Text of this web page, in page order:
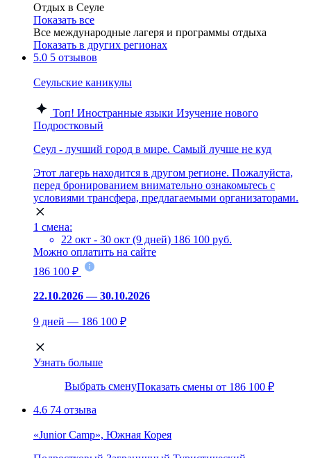
Отдых в Сеуле
Показать все
Все международные лагеря и программы отдыха
Показать в других регионах
5.0 5 отзывов
Сеульские каникулы
Топ! Иностранные языки Изучение нового
Подростковый
Сеул - лучший город в мире. Самый лучше не куд
Этот лагерь находится в другом регионе. Пожалуйста,
перед бронированием внимательно ознакомьтесь с
условиями трансфера, предлагаемыми организаторами.
1 смена:
22 окт - 30 окт (9 дней) 186 100 руб.
Можно оплатить на сайте
186 100 ₽
22.10.2026 — 30.10.2026
9 дней — 186 100 ₽
Узнать больше
Выбрать сменуПоказать смены от 186 100 ₽
4.6 74 отзыва
«Junior Camp», Южная Корея